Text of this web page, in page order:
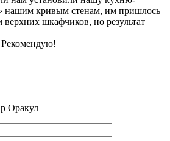
нашим кривым стенам, им пришлось
шкафчиков, но результат
Оракул